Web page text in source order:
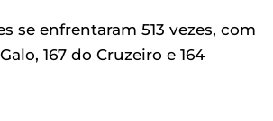
se enfrentaram 513 vezes, com
167 do Cruzeiro e 164